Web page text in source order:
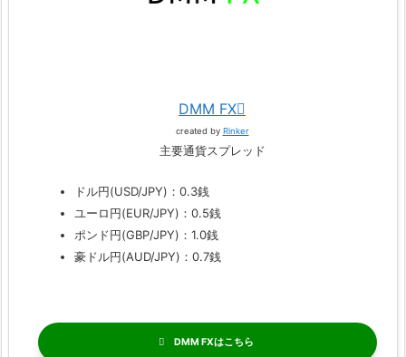
DMM FX
created by Rinker
主要通貨スプレッド
ドル円(USD/JPY)：0.3銭
ユーロ円(EUR/JPY)：0.5銭
ポンド円(GBP/JPY)：1.0銭
豪ドル円(AUD/JPY)：0.7銭
DMM FX